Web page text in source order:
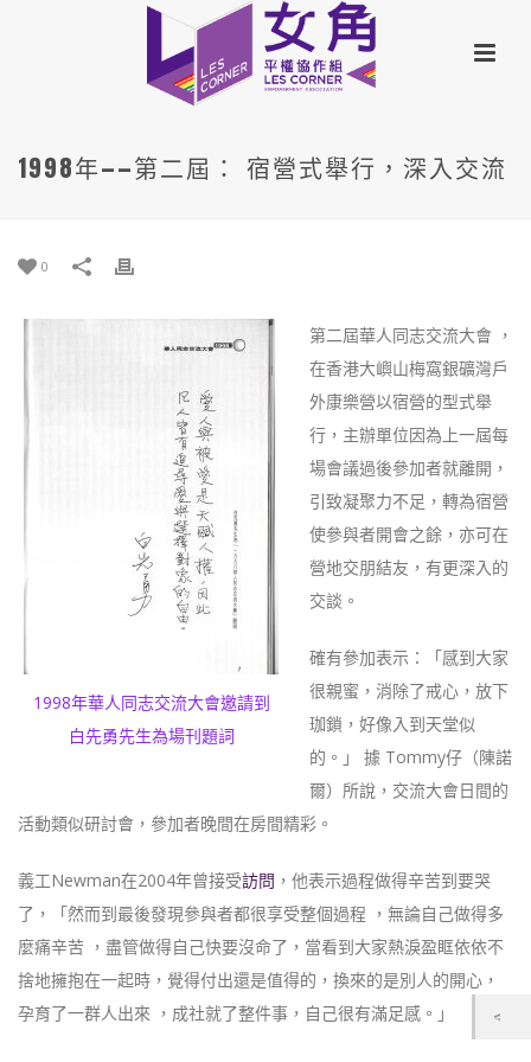
1998年——第二屆： 宿營式舉行，深入交流
0
1998年華人同志交流大會邀請到
白先勇先生為場刊題詞
第二屆華人同志交流大會 ，
在香港大嶼山梅窩銀礦灣戶
外康樂營以宿營的型式舉
行，主辦單位因為上一屆每
場會議過後參加者就離開，
引致凝聚力不足，轉為宿營
使參與者開會之餘，亦可在
營地交朋結友，有更深入的
交談。
確有參加表示：「感到大家
很親蜜，消除了戒心，放下
珈鎖，好像入到天堂似
的。」 據 Tommy仔（陳諾
爾）所說，交流大會日間的
活動類似研討會，參加者晚間在房間精彩。
義工Newman在2004年曾接受訪問 ，他表示過程做得辛苦到要哭
了，「然而到最後發現參與者都很享受整個過程 ，無論自己做得多
麼痛辛苦 ，盡管做得自己快要沒命了，當看到大家熱淚盈眶依依不
捨地擁抱在一起時，覺得付出還是值得的，換來的是別人的開心，
孕育了一群人出來 ，成社就了整件事，自己很有滿足感。」